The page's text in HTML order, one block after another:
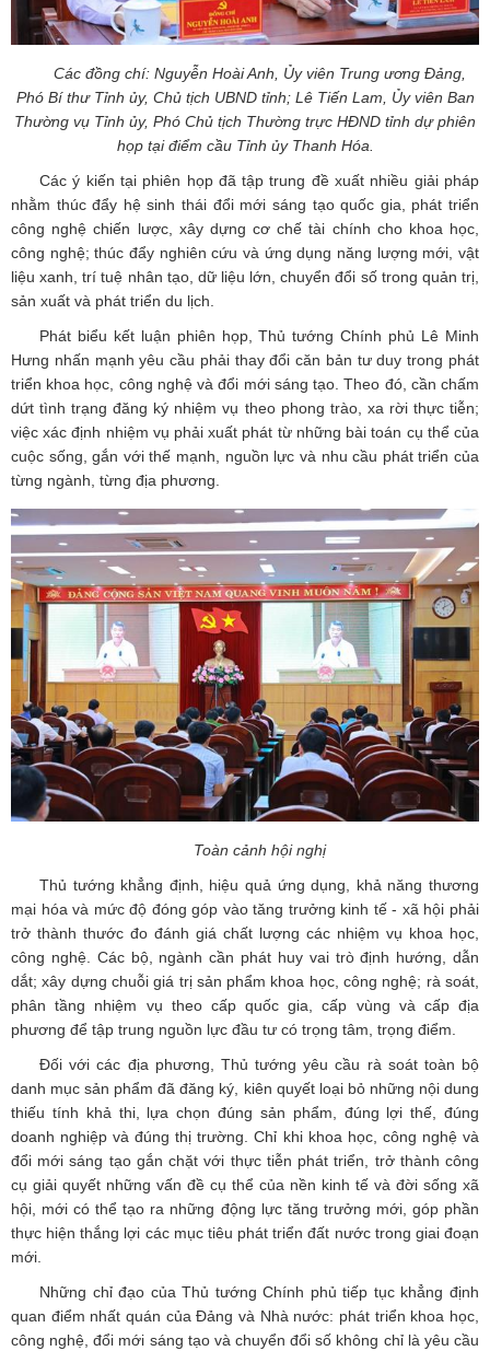
Các đồng chí: Nguyễn Hoài Anh, Ủy viên Trung ương Đảng,
Phó Bí thư Tỉnh ủy, Chủ tịch UBND tỉnh; Lê Tiến Lam, Ủy viên Ban
Thường vụ Tỉnh ủy, Phó Chủ tịch Thường trực HĐND tỉnh dự phiên
họp tại điểm cầu Tỉnh ủy Thanh Hóa.
Các ý kiến tại phiên họp đã tập trung đề xuất nhiều giải pháp
nhằm thúc đẩy hệ sinh thái đổi mới sáng tạo quốc gia, phát triển
công nghệ chiến lược, xây dựng cơ chế tài chính cho khoa học,
công nghệ; thúc đẩy nghiên cứu và ứng dụng năng lượng mới, vật
liệu xanh, trí tuệ nhân tạo, dữ liệu lớn, chuyển đổi số trong quản trị,
sản xuất và phát triển du lịch.
Phát biểu kết luận phiên họp, Thủ tướng Chính phủ Lê Minh
Hưng nhấn mạnh yêu cầu phải thay đổi căn bản tư duy trong phát
triển khoa học, công nghệ và đổi mới sáng tạo. Theo đó, cần chấm
dứt tình trạng đăng ký nhiệm vụ theo phong trào, xa rời thực tiễn;
việc xác định nhiệm vụ phải xuất phát từ những bài toán cụ thể của
cuộc sống, gắn với thế mạnh, nguồn lực và nhu cầu phát triển của
từng ngành, từng địa phương.
Toàn cảnh hội nghị
Thủ tướng khẳng định, hiệu quả ứng dụng, khả năng thương
mại hóa và mức độ đóng góp vào tăng trưởng kinh tế - xã hội phải
trở thành thước đo đánh giá chất lượng các nhiệm vụ khoa học,
công nghệ. Các bộ, ngành cần phát huy vai trò định hướng, dẫn
dắt; xây dựng chuỗi giá trị sản phẩm khoa học, công nghệ; rà soát,
phân tầng nhiệm vụ theo cấp quốc gia, cấp vùng và cấp địa
phương để tập trung nguồn lực đầu tư có trọng tâm, trọng điểm.
Đối với các địa phương, Thủ tướng yêu cầu rà soát toàn bộ
danh mục sản phẩm đã đăng ký, kiên quyết loại bỏ những nội dung
thiếu tính khả thi, lựa chọn đúng sản phẩm, đúng lợi thế, đúng
doanh nghiệp và đúng thị trường. Chỉ khi khoa học, công nghệ và
đổi mới sáng tạo gắn chặt với thực tiễn phát triển, trở thành công
cụ giải quyết những vấn đề cụ thể của nền kinh tế và đời sống xã
hội, mới có thể tạo ra những động lực tăng trưởng mới, góp phần
thực hiện thắng lợi các mục tiêu phát triển đất nước trong giai đoạn
mới.
Những chỉ đạo của Thủ tướng Chính phủ tiếp tục khẳng định
quan điểm nhất quán của Đảng và Nhà nước: phát triển khoa học,
công nghệ, đổi mới sáng tạo và chuyển đổi số không chỉ là yêu cầu